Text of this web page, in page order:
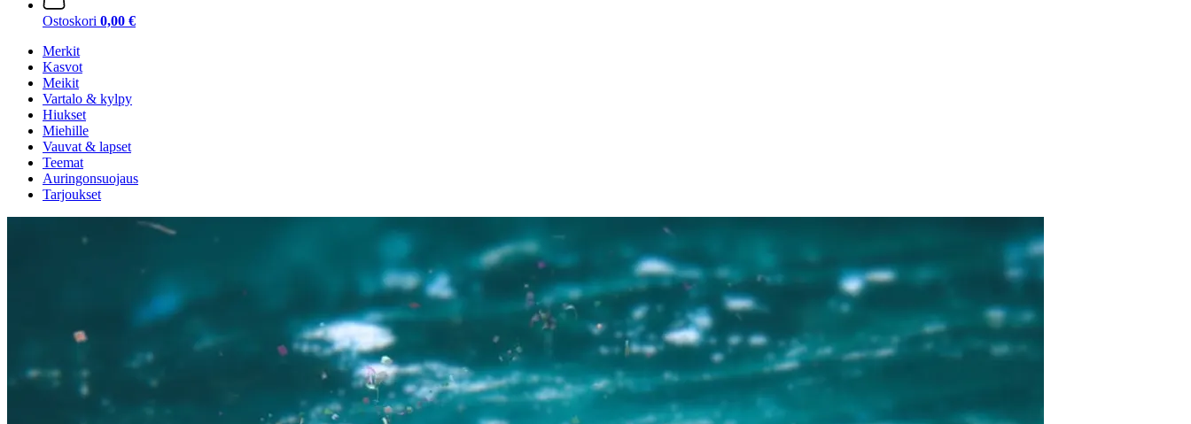
Ostoskori 0,00 €
Merkit
Kasvot
Meikit
Vartalo & kylpy
Hiukset
Miehille
Vauvat & lapset
Teemat
Auringonsuojaus
Tarjoukset